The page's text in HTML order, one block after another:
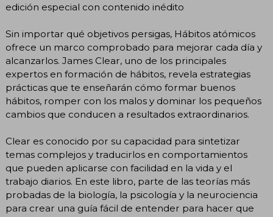
edición especial con contenido inédito
Sin importar qué objetivos persigas, Hábitos atómicos
ofrece un marco comprobado para mejorar cada día y
alcanzarlos. James Clear, uno de los principales
expertos en formación de hábitos, revela estrategias
prácticas que te enseñarán cómo formar buenos
hábitos, romper con los malos y dominar los pequeños
cambios que conducen a resultados extraordinarios.
Clear es conocido por su capacidad para sintetizar
temas complejos y traducirlos en comportamientos
que pueden aplicarse con facilidad en la vida y el
trabajo diarios. En este libro, parte de las teorías más
probadas de la biología, la psicología y la neurociencia
para crear una guía fácil de entender para hacer que